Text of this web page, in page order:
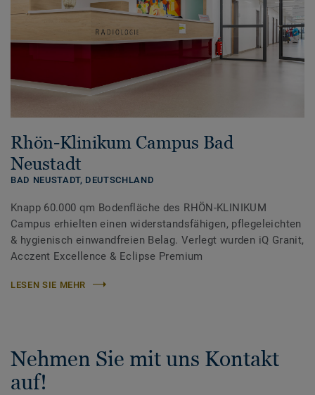
Rhön-Klinikum Campus Bad
Neustadt
BAD NEUSTADT, DEUTSCHLAND
Knapp 60.000 qm Bodenfläche des RHÖN-KLINIKUM
Campus erhielten einen widerstandsfähigen, pflegeleichten
& hygienisch einwandfreien Belag. Verlegt wurden iQ Granit,
Acczent Excellence & Eclipse Premium
LESEN SIE MEHR
Nehmen Sie mit uns Kontakt
auf!